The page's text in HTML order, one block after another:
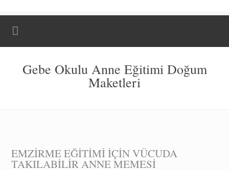
Gebe Okulu Anne Eğitimi Doğum
Maketleri
EMZİRME EĞİTİMİ İÇİN VÜCUDA
TAKILABİLİR ANNE MEMESİ